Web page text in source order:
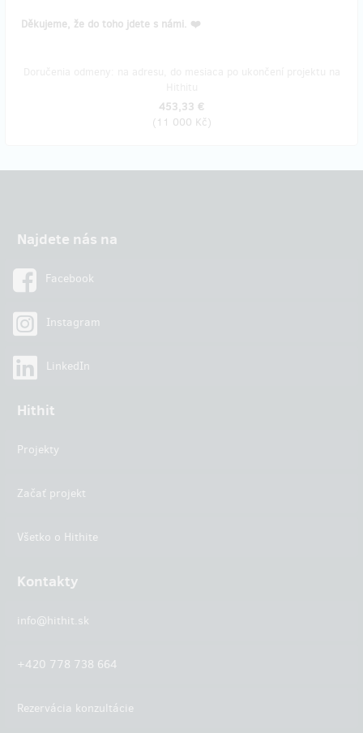
Děkujeme, že do toho jdete s námi. ❤️
453,33 €
(11 000 Kč)
Najdete nás na
Facebook
Instagram
LinkedIn
Hithit
Projekty
Začať projekt
Všetko o Hithite
Kontakty
info@hithit.sk
+420 778 738 664
Rezervácia konzultácie